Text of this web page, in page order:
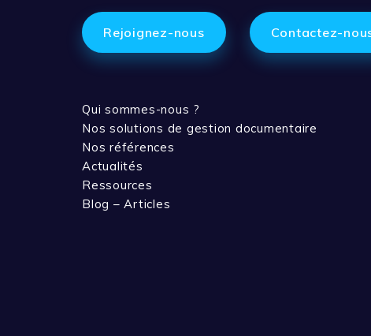
Rejoignez-nous Contactez-
Qui sommes-nous ?
Nos solutions de gestion documentaire
Nos références
Actualités
Ressources
Blog – Articles